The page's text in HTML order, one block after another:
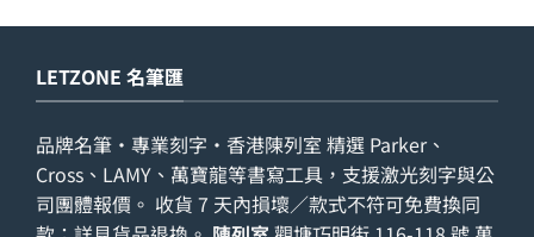
LETZONE 名筆匯
品牌名筆・專業刻字・香港陳列室 精選 Parker、
Cross、LAMY、萬寶龍等書寫工具，支援激光刻字與公
司團體報價。 收貨 7 天內損壞／款式不符可免費換同